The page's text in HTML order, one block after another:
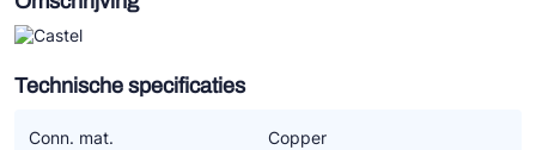
Technische specificaties
Conn. mat. Copper